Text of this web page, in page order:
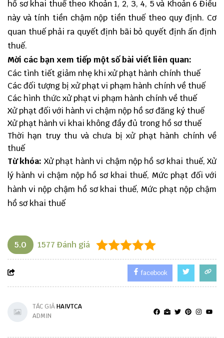
hồ sơ khai thuế theo Khoản 1, 2, 3, 4, 5 và Khoản 6 Điều
này và tính tiền chậm nộp tiền thuế theo quy định. Cơ
quan thuế phải ra quyết định bãi bỏ quyết định ấn định
thuế.
Mời các bạn xem tiếp một số bài viết liên quan:
Các tình tiết giảm nhẹ khi xử phạt hành chính thuế
Các đối tượng bị xử phạt vi phạm hành chính về thuế
Các hình thức xử phạt vi phạm hành chính về thuế
Xử phạt đối với hành vi chậm nộp hồ sơ đăng ký thuế
Xử phạt hành vi khai không đầy đủ trong hồ sơ thuế
Thời hạn truy thu và chưa bị xử phạt hành chính về
thuế
Từ khóa: Xử phạt hành vi chậm nộp hồ sơ khai thuế, Xử
lý hành vi chậm nộp hồ sơ khai thuế, Mức phạt đối với
hành vi nộp chậm hồ sơ khai thuế, Mức phạt nộp chậm
hồ sơ khai thuế
5.0 1577 Đánh giá
facebook
TÁC GIẢHAIVTCA
ADMIN